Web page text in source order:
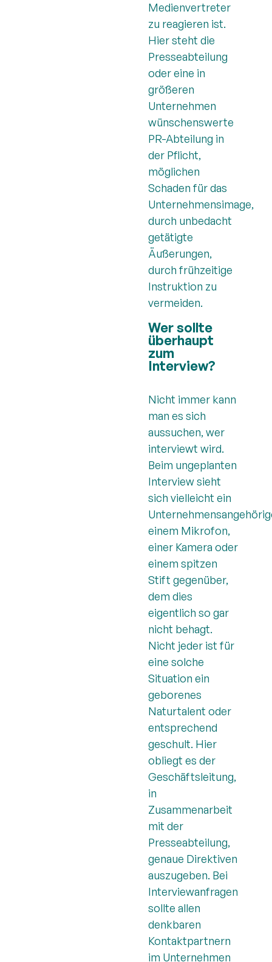
Medienvertreter
zu reagieren ist.
Hier steht die
Presseabteilung
oder eine in
größeren
Unternehmen
wünschenswerte
PR-Abteilung in
der Pflicht,
möglichen
Schaden für das
Unternehmensimage,
durch unbedacht
getätigte
Äußerungen,
durch frühzeitige
Instruktion zu
vermeiden.
Wer sollte
überhaupt
zum
Interview?
Nicht immer kann
man es sich
aussuchen, wer
interviewt wird.
Beim ungeplanten
Interview sieht
sich vielleicht ein
einem Mikrofon,
einer Kamera oder
einem spitzen
Stift gegenüber,
dem dies
eigentlich so gar
nicht behagt.
Nicht jeder ist für
eine solche
Situation ein
geborenes
Naturtalent oder
entsprechend
geschult. Hier
obliegt es der
Geschäftsleitung,
in
Zusammenarbeit
mit der
Presseabteilung,
genaue Direktiven
auszugeben. Bei
Interviewanfragen
sollte allen
denkbaren
Kontaktpartnern
im Unternehmen